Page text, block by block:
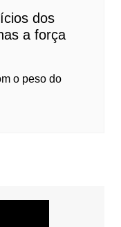
dos
a força
o peso do